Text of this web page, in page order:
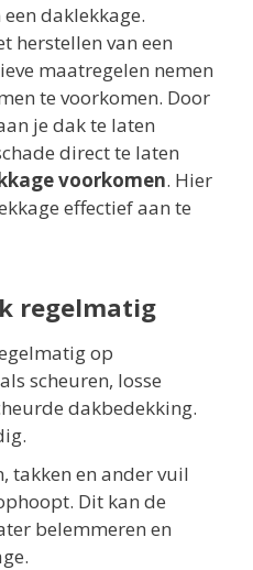
daklekkage.
herstellen van een
maatregelen nemen
te voorkomen. Door
je dak te laten
direct te laten
voorkomen. Hier
effectief aan te
regelmatig
op
scheuren, losse
dakbedekking.
takken en ander vuil
Dit kan de
belemmeren en